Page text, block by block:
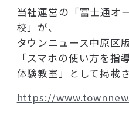
サイトマップ
当社運営の「富士通オ
校」が、
タウンニュース中原区
「スマホの使い方を
体験教室」として掲載
https://